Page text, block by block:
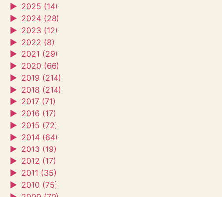
► 2025 (14)
► 2024 (28)
► 2023 (12)
► 2022 (8)
► 2021 (29)
► 2020 (66)
► 2019 (214)
► 2018 (214)
► 2017 (71)
► 2016 (17)
► 2015 (72)
► 2014 (64)
► 2013 (19)
► 2012 (17)
► 2011 (35)
► 2010 (75)